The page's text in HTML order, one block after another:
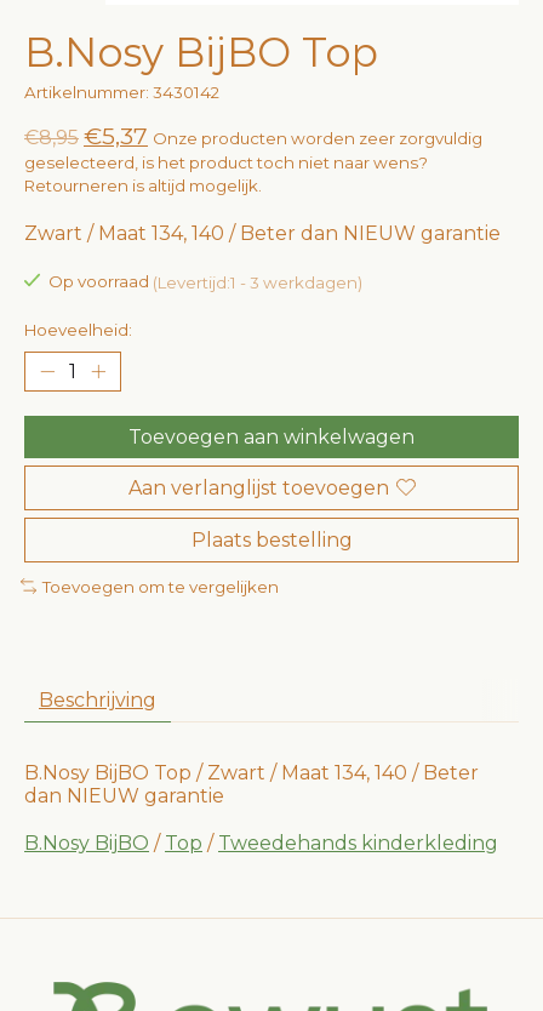
B.Nosy BijBO Top
Artikelnummer: 3430142
€8,95 €5,37 Onze producten worden zeer zorgvuldig
geselecteerd, is het product toch niet naar wens?
Retourneren is altijd mogelijk.
Zwart / Maat 134, 140 / Beter dan NIEUW garantie
Op voorraad (Levertijd:1 - 3 werkdagen)
Hoeveelheid:
Toevoegen aan winkelwagen
Aan verlanglijst toevoegen
Plaats bestelling
Toevoegen om te vergelijken
Beschrijving
B.Nosy BijBO Top / Zwart / Maat 134, 140 / Beter
dan NIEUW garantie
B.Nosy BijBO / Top / Tweedehands kinderkleding